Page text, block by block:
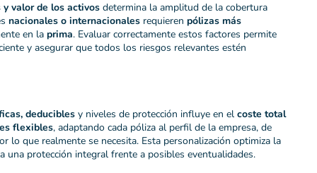
y valor de los activos determina la amplitud de la cobertura
nacionales o internacionales requieren pólizas más
en la prima. Evaluar correctamente estos factores permite
y asegurar que todos los riesgos relevantes estén
deducibles y niveles de protección influye en el coste total
flexibles, adaptando cada póliza al perfil de la empresa, de
lo que realmente se necesita. Esta personalización optimiza la
una protección integral frente a posibles eventualidades.